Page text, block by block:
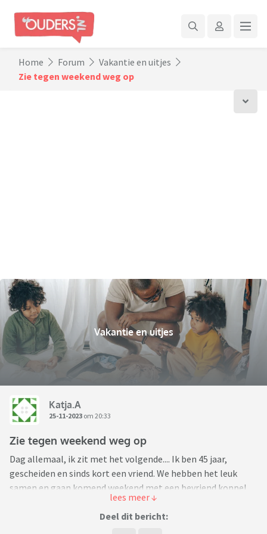
Home Forum
Vakantie en uitjes
Zie tegen weekend weg op
Vakantie en uitjes
Katja.A
25-11-2023 om 20:33
Zie tegen weekend weg op
Dag allemaal, ik zit met het volgende.... Ik ben 45 jaar,
gescheiden en sinds kort een vriend. We hebben het leuk
samen en gaan komend weekend met een bevriend koppel
van zijn kant een weekendje weg. Leuk, we hebben al vaker
wat ondernomen en ging prima. Maar..... nu hebben ze met
Deel dit bericht: